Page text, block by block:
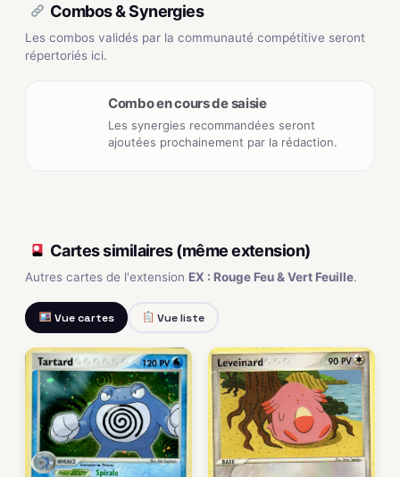
Combos & Synergies
Les combos validés par la communauté compétitive seront
répertoriés ici.
Combo en cours de saisie
Les synergies recommandées seront
ajoutées prochainement par la rédaction.
Cartes similaires (même extension)
Autres cartes de l'extension EX : Rouge Feu & Vert Feuille.
Vue cartes Vue liste